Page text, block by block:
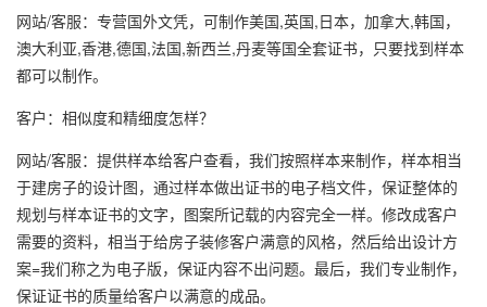
网站/客服：专营国外文凭，可制作美国,英国,日本，加拿大,韩国，
澳大利亚,香港,德国,法国,新西兰,丹麦等国全套证书，只要找到样本
都可以制作。
客户：相似度和精细度怎样？
网站/客服：提供样本给客户查看，我们按照样本来制作，样本相当
于建房子的设计图，通过样本做出证书的电子档文件，保证整体的
规划与样本证书的文字，图案所记载的内容完全一样。修改成客户
需要的资料，相当于给房子装修客户满意的风格，然后给出设计方
案=我们称之为电子版，保证内容不出问题。最后，我们专业制作，
保证证书的质量给客户以满意的成品。